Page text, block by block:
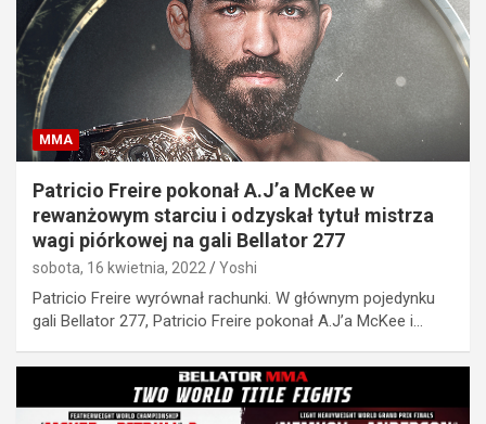
MMA
Patricio Freire pokonał A.J’a McKee w
rewanżowym starciu i odzyskał tytuł mistrza
wagi piórkowej na gali Bellator 277
sobota, 16 kwietnia, 2022 Yoshi
Patricio Freire wyrównał rachunki. W głównym pojedynku
gali Bellator 277, Patricio Freire pokonał A.J’a McKee i…